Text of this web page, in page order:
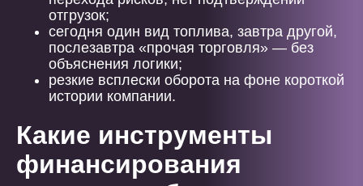
отгрузок;
сегодня один вид топлива, завтра другой,
послезавтра «прочая торговля» — без
объяснения логики;
резкие всплески оборота на фоне короткой
истории компании.
Какие инструменты
финансирования